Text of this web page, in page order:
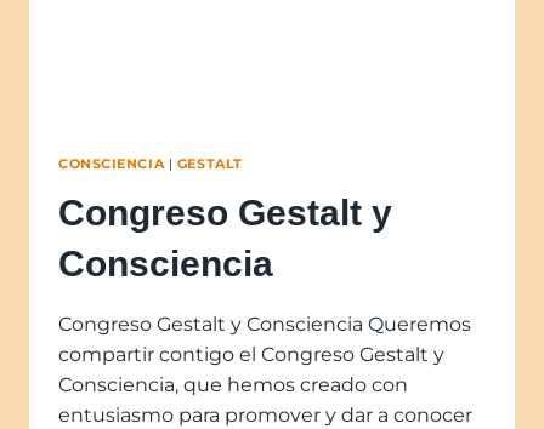
CONSCIENCIA| GESTALT
Congreso Gestalt y
Consciencia
Congreso Gestalt y Consciencia Queremos
compartir contigo el Congreso Gestalt y
Consciencia, que hemos creado con
entusiasmo para promover y dar a conocer